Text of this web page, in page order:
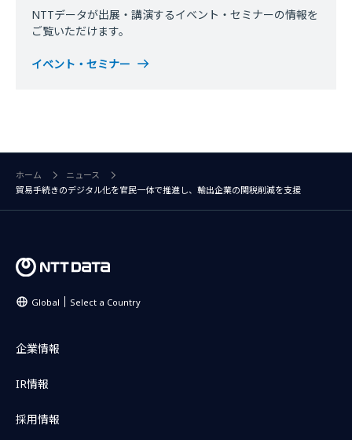
NTTデータが出展・講演するイベント・セミナーの情報を
ご覧いただけます。
イベント・セミナー
ホーム
ニュース
貿易手続きのデジタル化を官民一体で推進し、輸出企業の関税削減を支援
Global Select a Country
企業情報
IR情報
採用情報